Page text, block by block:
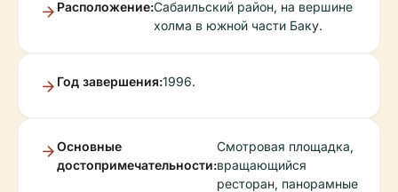
Расположение:Сабаильский район, на вершине
холма в южной части Баку.
Год завершения:1996.
Основные
достопримечательности:
Смотровая площадка,
вращающийся
ресторан, панорамные